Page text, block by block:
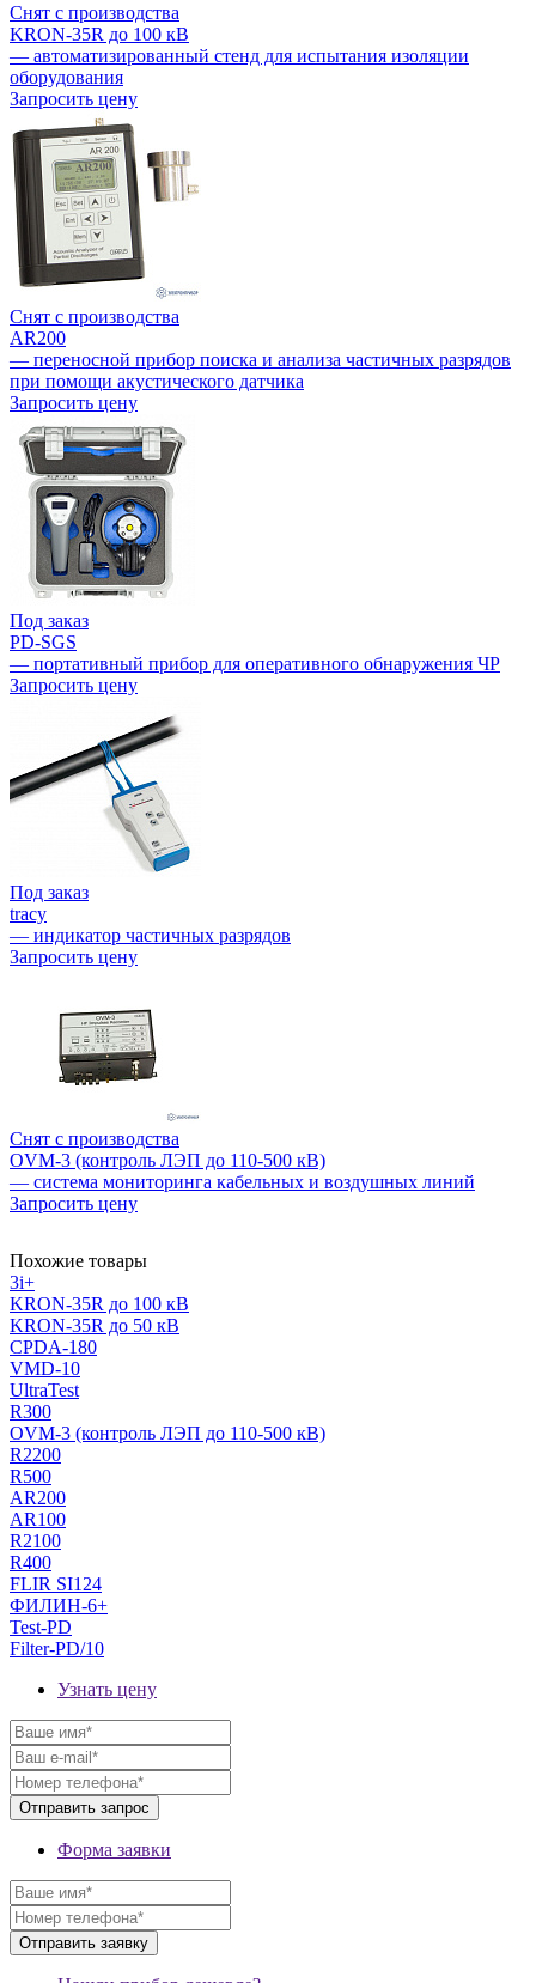
Снят с производства
KRON-35R до 100 кВ
— автоматизированный стенд для испытания изоляции
оборудования
Запросить цену
Снят с производства
AR200
— переносной прибор поиска и анализа частичных разрядов
при помощи акустического датчика
Запросить цену
Под заказ
PD-SGS
— портативный прибор для оперативного обнаружения ЧР
Запросить цену
Под заказ
tracy
— индикатор частичных разрядов
Запросить цену
Снят с производства
OVM-3 (контроль ЛЭП до 110-500 кВ)
— система мониторинга кабельных и воздушных линий
Запросить цену
Похожие товары
3i+
KRON-35R до 100 кВ
KRON-35R до 50 кВ
CPDA-180
VMD-10
UltraTest
R300
OVM-3 (контроль ЛЭП до 110-500 кВ)
R2200
R500
AR200
AR100
R2100
R400
FLIR SI124
ФИЛИН-6+
Test-PD
Filter-PD/10
Узнать цену
Форма заявки